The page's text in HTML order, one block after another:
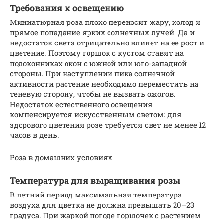
Требования к освещению
Миниатюрная роза плохо переносит жару, холод и
прямое попадание ярких солнечных лучей. Да и
недостаток света отрицательно влияет на ее рост и
цветение. Поэтому горшок с кустом ставят на
подоконниках окон с южной или юго-западной
стороны. При наступлении пика солнечной
активности растение необходимо переместить на
теневую сторону, чтобы не вызвать ожогов.
Недостаток естественного освещения
компенсируется искусственным светом: для
здорового цветения розе требуется свет не менее 12
часов в день.
Роза в домашних условиях
Температура для выращивания розы
В летний период максимальная температура
воздуха для цветка не должна превышать 20–23
градуса. При жаркой погоде горшочек с растением